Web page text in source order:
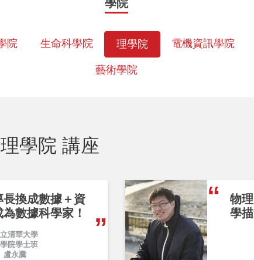
學院
院 生命科學院 理學院 電機資訊學院
藝術學院
學院 講座
換成數據＋資
數據科學家！
清華大學
院學士班
盧永騰
物
學